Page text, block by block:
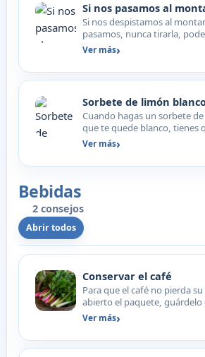
Si nos pasamos al
Si nos despistamos al
pasamos, nunca tirarla,
exquisita mantequill…
Ver más
Sorbete de limón
Cuando hagas un sorbete
que te quede blanco, tienes
clara de huevo (…
Ver más
Bebidas
2 consejos
Abrir todos
Conservar el café
Para que el café no pierda
abierto el paquete,
hermético y en el fr…
Ver más